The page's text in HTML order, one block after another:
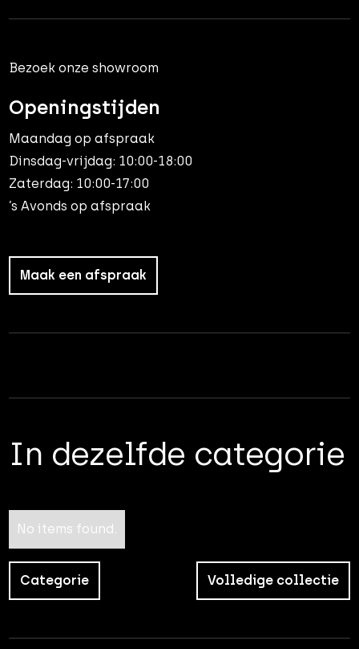
Bezoek onze showroom
Openingstijden
Maandag op afspraak
Dinsdag-vrijdag: 10:00-18:00
Zaterdag: 10:00-17:00
’s Avonds op afspraak
Maak een afspraak
In dezelfde categorie
No items found.
Categorie Volledige collectie